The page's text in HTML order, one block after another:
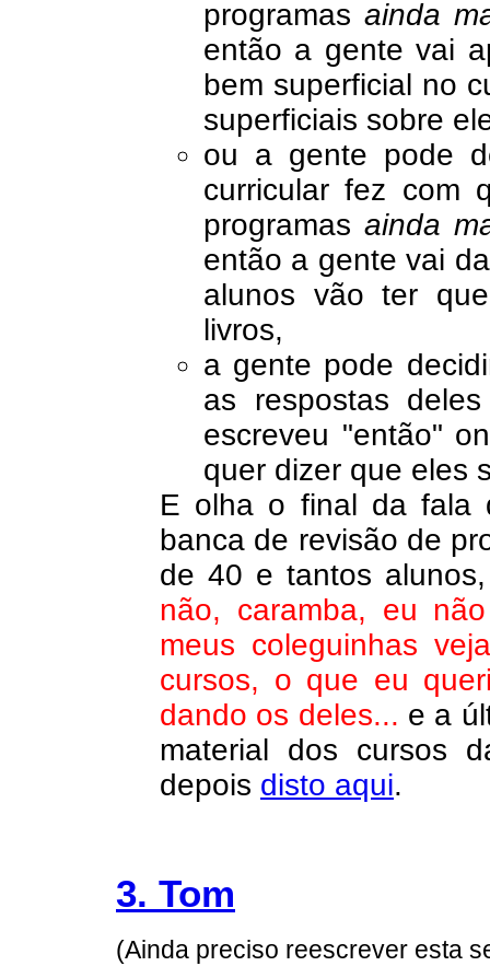
programasainda
então a gente vai
bem superficial no
superficiais sobre
ou a gente pode
curricular fez com
programasainda
então a gente vai
alunos vão ter
livros,
a gente pode
as respostas
escreveu "então"
quer dizer que eles
E olha o final da fala
banca de revisão de
de 40 e tantos
não, caramba, eu
meus coleguinhas
cursos, o que eu
dando os deles... e a
material dos cursos
depois disto aqui.
3. Tom
(Ainda preciso reescrever esta